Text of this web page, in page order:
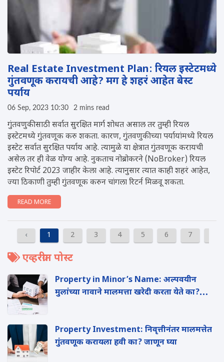
Real Estate Investment Plan: रियल इस्टेटमध्ये
गुंतवणूक करायची आहे? मग हे शहरं आहेत बेस्ट
पर्याय
06 Sep, 2023 10:30 2 mins read
गुंतवणुकीसाठी सर्वात सुरक्षित मार्ग शोधत असाल तर तुम्ही रियल
इस्टेटमध्ये गुंतवणूक करु शकता. कारण, गुंतवणुकीच्या पर्यायांमध्ये रियल
इस्टेट सर्वात सुरक्षित पर्याय आहे. त्यामुळे या क्षेत्रात गुंतवणूक करायची
असेल तर ही वेळ योग्य आहे. नुकताच नोब्रोकरने (NoBroker) रियल
इस्टेट रिपोर्ट 2023 जाहीर केला आहे. त्यानुसार त्यात काही शहरं आहेत,
ज्या ठिकाणी तुम्ही गुंतवणूक करुन चांगला रिटर्न मिळवू शकता.
READ MORE
‹ 1 2 3 4 5 6 7
एव्हरग्रीन पोस्ट
Property in Minor’s Name: अल्पवयीन
मुलांच्या नावाने मालमत्ता खरेदी करता येते का?
Property Investment: निवृत्तीनंतर मालमत्तेत
गुंतवणूक करायला हवी का? जाणून घ्या